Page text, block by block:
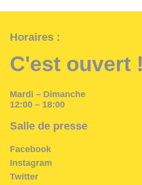
Horaires :
C'est ouvert !
Mardi – Dimanche
12:00 – 18:00
Salle de presse
Facebook
Instagram
Twitter